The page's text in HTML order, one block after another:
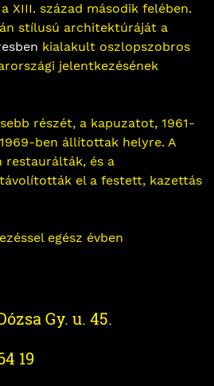
XIII. század második felében.
stílusú architektúráját a
kialakult oszlopszobros
jelentkezésének
részét, a kapuzatot, 1961-
ben állítottak helyre. A
és a
el a festett, kazettás
egész évben
Gy. u. 45.
19